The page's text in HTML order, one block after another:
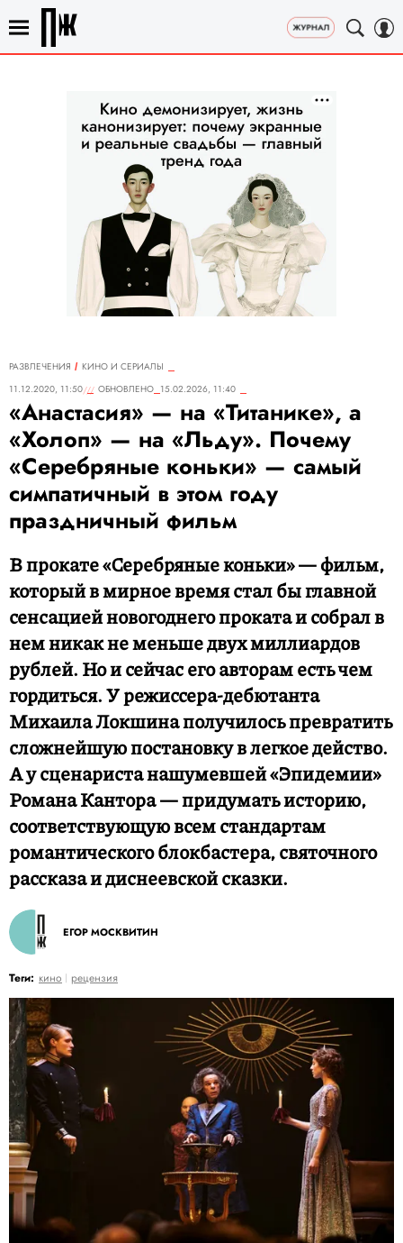
РАЗВЛЕЧЕНИЯ
КИНО И СЕРИАЛЫ
11.12.2020, 11:50
ОБНОВЛЕНО 15.02.2026, 11:40
«Анастасия» — на «Титанике», а
«Холоп» — на «Льду». Почему
«Серебряные коньки» — самый
симпатичный в этом году
праздничный фильм
В прокате «Серебряные коньки» — фильм,
который в мирное время стал бы главной
сенсацией новогоднего проката и собрал в
нем никак не меньше двух миллиардов
рублей. Но и сейчас его авторам есть чем
гордиться. У режиссера-дебютанта
Михаила Локшина получилось превратить
сложнейшую постановку в легкое действо.
А у сценариста нашумевшей «Эпидемии»
Романа Кантора — придумать историю,
соответствующую всем стандартам
романтического блокбастера, святочного
рассказа и диснеевской сказки.
ЕГОР МОСКВИТИН
Теги: кино рецензия